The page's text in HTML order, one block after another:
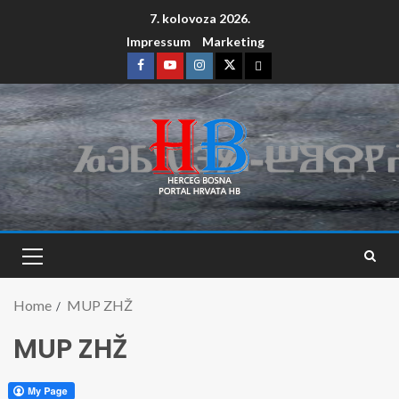
7. kolovoza 2026.
Impressum
Marketing
Home MUP ZHŽ
MUP ZHŽ